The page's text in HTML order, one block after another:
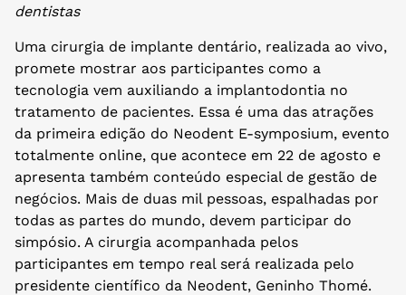
dentistas
Uma cirurgia de implante dentário, realizada ao vivo,
promete mostrar aos participantes como a
tecnologia vem auxiliando a implantodontia no
tratamento de pacientes. Essa é uma das atrações
da primeira edição do Neodent E-symposium, evento
totalmente online, que acontece em 22 de agosto e
apresenta também conteúdo especial de gestão de
negócios. Mais de duas mil pessoas, espalhadas por
todas as partes do mundo, devem participar do
simpósio. A cirurgia acompanhada pelos
participantes em tempo real será realizada pelo
presidente científico da Neodent, Geninho Thomé.